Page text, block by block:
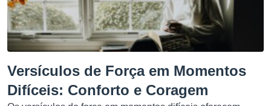
Versículos de Força em Momentos
Difíceis: Conforto e Coragem